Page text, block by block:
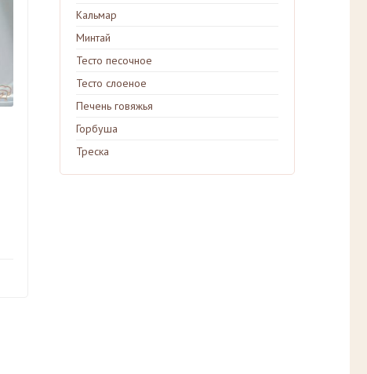
Кальмар
Минтай
Тесто песочное
Тесто слоеное
Печень говяжья
Горбуша
Треска